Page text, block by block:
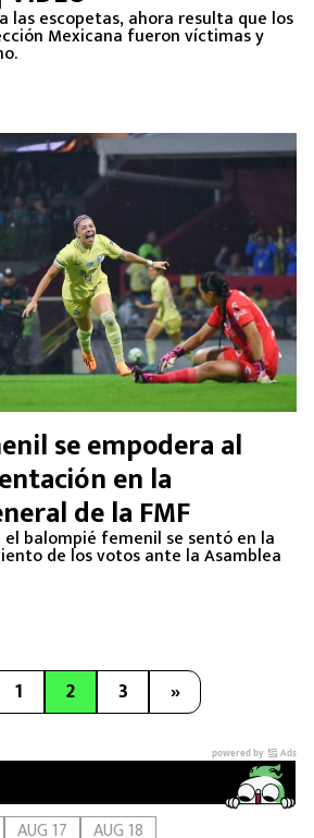
las escopetas, ahora resulta que los
Mexicana fueron víctimas y
se empodera al
en la
de la FMF
balompié femenil se sentó en la
de los votos ante la Asamblea
1 2 3 »